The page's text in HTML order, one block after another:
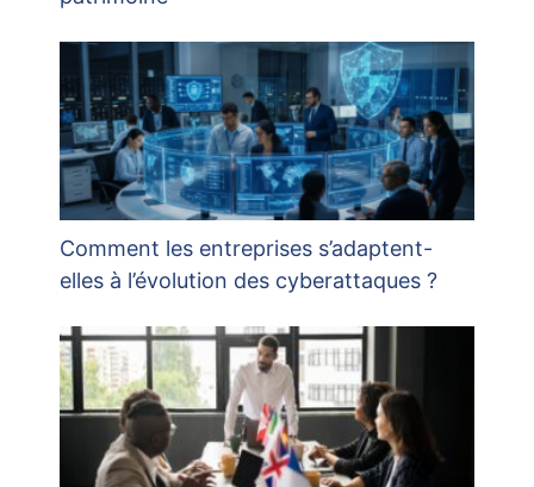
Comment les entreprises s’adaptent-
elles à l’évolution des cyberattaques ?